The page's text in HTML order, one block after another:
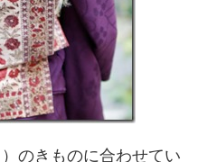
のきものに合わせてい